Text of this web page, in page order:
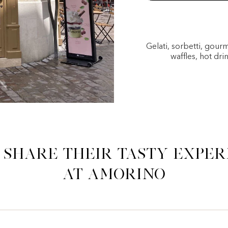
Gelati, sorbetti,
waffles, hot
share their tasty
at Amorino